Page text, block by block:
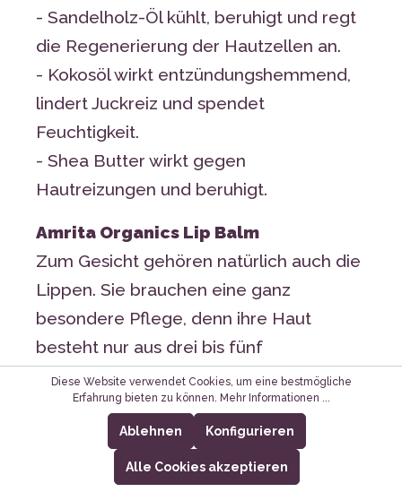
- Sandelholz-Öl kühlt, beruhigt und regt
die Regenerierung der Hautzellen an.
- Kokosöl wirkt entzündungshemmend,
lindert Juckreiz und spendet
Feuchtigkeit.
- Shea Butter wirkt gegen
Hautreizungen und beruhigt.
Amrita Organics Lip Balm
Zum Gesicht gehören natürlich auch die
Lippen. Sie brauchen eine ganz
besondere Pflege, denn ihre Haut
besteht nur aus drei bis fünf
Zellschichten. Die Gesichtshaut ist mit
rund 16 Zellschichten viel dicker. Lippen
besitzen keinen schützenden Hydro-
Lipid-Film, deshalb trocknen sie schnell
Diese Website verwendet Cookies, um eine bestmögliche
Erfahrung bieten zu können. Mehr Informationen ...
Ablehnen Konfigurieren
Alle Cookies akzeptieren